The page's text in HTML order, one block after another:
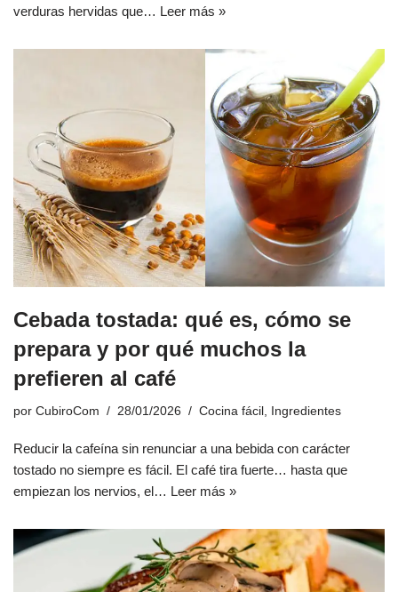
verduras hervidas que… Leer más »
Cebada tostada: qué es, cómo se
prepara y por qué muchos la
prefieren al café
por CubiroCom 28/01/2026 Cocina fácil , Ingredientes
Reducir la cafeína sin renunciar a una bebida con carácter
tostado no siempre es fácil. El café tira fuerte… hasta que
empiezan los nervios, el… Leer más »